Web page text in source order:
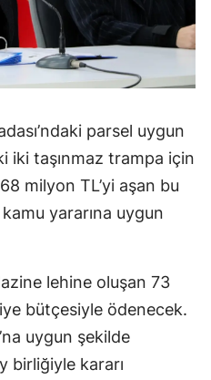
parsel uygun
iki taşınmaz trampa için
milyon TL’yi aşan bu
yararına uygun
lehine oluşan 73
bütçesiyle ödenecek.
uygun şekilde
birliğiyle kararı